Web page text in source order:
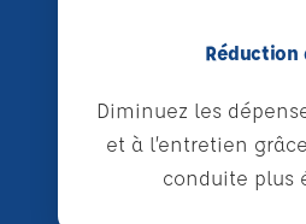
Réduction
Diminuez les
et à l’entretien
conduite plus